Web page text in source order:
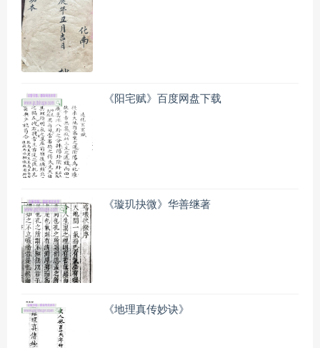
《阳宅赋》百度网盘下载
《璇玑抉微》华善继著
《地理真传妙诀》